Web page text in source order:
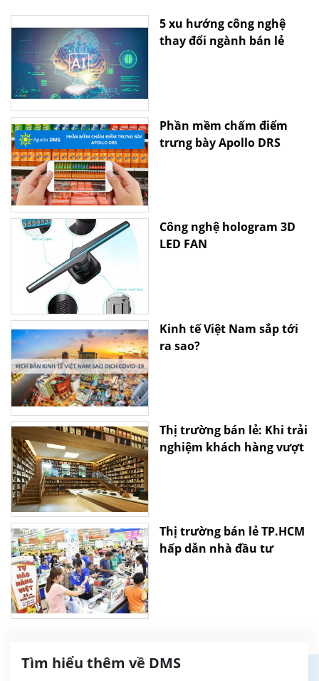
5 xu hướng công nghệ
thay đổi ngành bán lẻ
Phần mềm chấm điểm
trưng bày Apollo DRS
Công nghệ hologram 3D
LED FAN
Kinh tế Việt Nam sắp tới
ra sao?
Thị trường bán lẻ: Khi trải
nghiệm khách hàng vượt
Thị trường bán lẻ TP.HCM
hấp dẫn nhà đầu tư
Tìm hiểu thêm về DMS